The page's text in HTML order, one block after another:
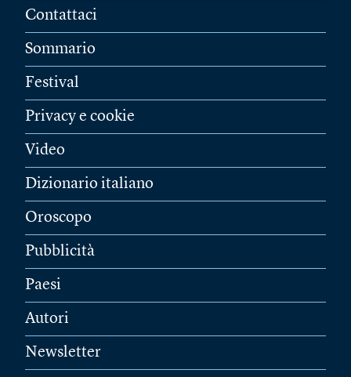
Contattaci
Sommario
Festival
Privacy e cookie
Video
Dizionario italiano
Oroscopo
Pubblicità
Paesi
Autori
Newsletter